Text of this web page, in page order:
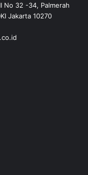
No 32 -34, Palmerah
Jakarta 10270